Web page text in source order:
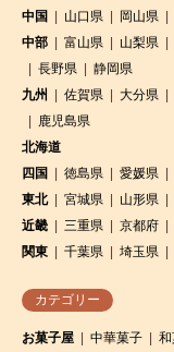
中国
山口県 岡山県
中部
富山県 山梨県
長野県
静岡県
九州
佐賀県 大分県
鹿児島県
北海道
四国
徳島県 愛媛県
東北
宮城県 山形県
近畿
三重県 京都府
関東
千葉県 埼玉県
カテゴリー
お菓子屋 中華菓子 和